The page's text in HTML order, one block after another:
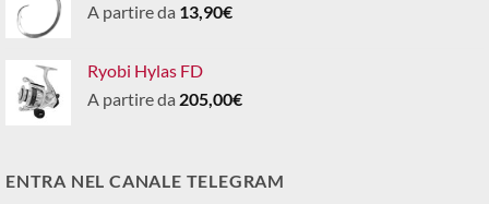
A partire da 13,90€
Ryobi Hylas FD
A partire da 205,00€
ENTRA NEL CANALE TELEGRAM